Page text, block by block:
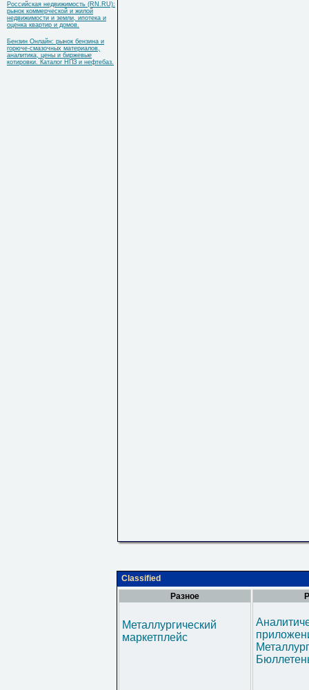
Российская недвижимость (RN.RU):
рынок коммерческой и жилой
недвижимости и земли, ипотека и
оценка квартир и домов.
Бензин Онлайн: рынок бензина и
горюче-смазочных материалов,
аналитика, цены и биржевые
котировки. Каталог НПЗ и нефтебаз.
Classified
Разное
Металлургический
маркетплейс